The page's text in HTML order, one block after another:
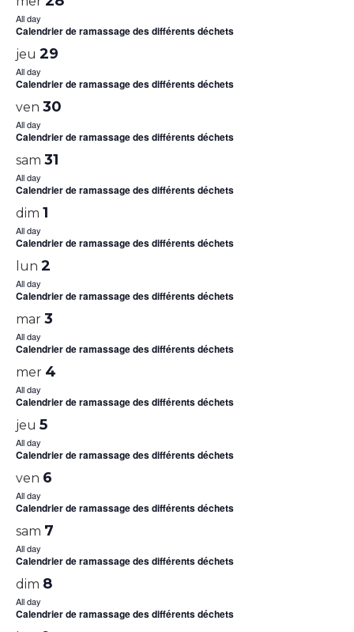
All day
Calendrier de ramassage des différents déchets
jeu 29
All day
Calendrier de ramassage des différents déchets
ven 30
All day
Calendrier de ramassage des différents déchets
sam 31
All day
Calendrier de ramassage des différents déchets
dim 1
All day
Calendrier de ramassage des différents déchets
lun 2
All day
Calendrier de ramassage des différents déchets
mar 3
All day
Calendrier de ramassage des différents déchets
mer 4
All day
Calendrier de ramassage des différents déchets
jeu 5
All day
Calendrier de ramassage des différents déchets
ven 6
All day
Calendrier de ramassage des différents déchets
sam 7
All day
Calendrier de ramassage des différents déchets
dim 8
All day
Calendrier de ramassage des différents déchets